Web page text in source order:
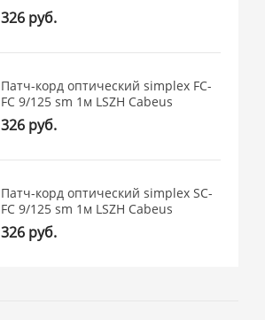
326 руб.
Патч-корд оптический simplex FC-
FC 9/125 sm 1м LSZH Cabeus
326 руб.
Патч-корд оптический simplex SC-
FC 9/125 sm 1м LSZH Cabeus
326 руб.